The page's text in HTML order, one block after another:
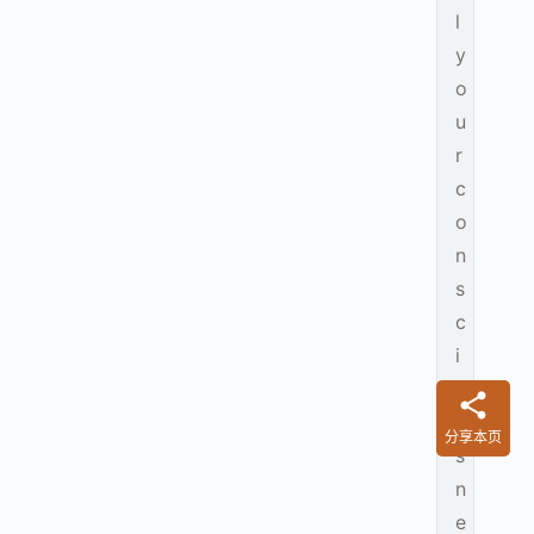
l
y
o
u
r
c
o
n
s
c
i
s
n
e
分享本页